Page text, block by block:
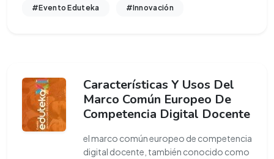
#Evento Eduteka #Innovación
Características Y Usos Del
Marco Común Europeo De
Competencia Digital Docente
el marco común europeo de competencia
digital docente, también conocido como